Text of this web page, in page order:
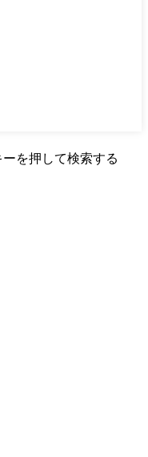
ーを押して検索する